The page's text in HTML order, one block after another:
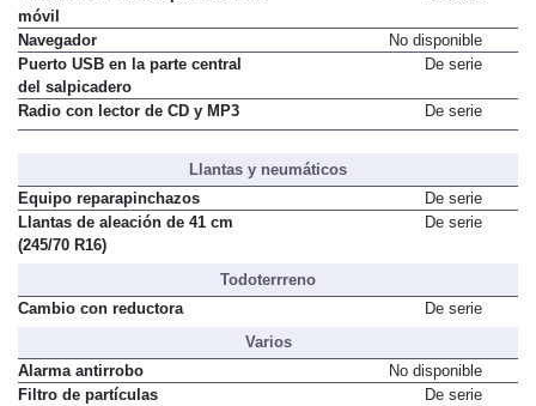
móvil
Navegador
No disponible
Puerto USB en la parte central
del salpicadero
De serie
Radio con lector de CD y MP3 De serie
Llantas y neumáticos
Equipo reparapinchazos
De serie
Llantas de aleación de 41 cm
(245/70 R16)
De serie
Todoterrreno
Cambio con reductora
De serie
Varios
Alarma antirrobo
No disponible
Filtro de partículas
De serie